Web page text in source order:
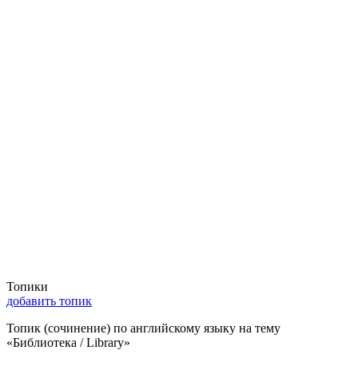
Топики
добавить топик
Топик (сочинение) по английскому языку на тему
«Библиотека / Library»